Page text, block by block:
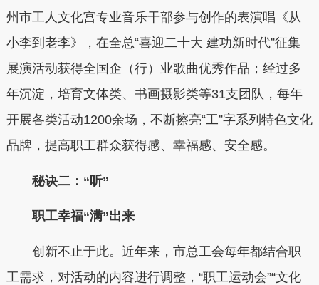
州市工人文化宫专业音乐干部参与创作的表演唱《从
小李到老李》，在全总“喜迎二十大 建功新时代”征集
展演活动获得全国企（行）业歌曲优秀作品；经过多
年沉淀，培育文体类、书画摄影类等31支团队，每年
开展各类活动1200余场，不断擦亮“工”字系列特色文化
品牌，提高职工群众获得感、幸福感、安全感。
秘诀二：“听”
职工幸福“满”出来
创新不止于此。近年来，市总工会每年都结合职
工需求，对活动的内容进行调整，“职工运动会”“文化